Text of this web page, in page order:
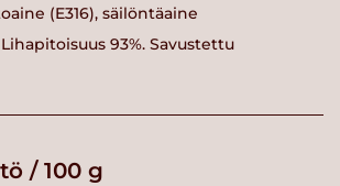
(E316), säilöntäaine
93%. Savustettu
/ 100 g